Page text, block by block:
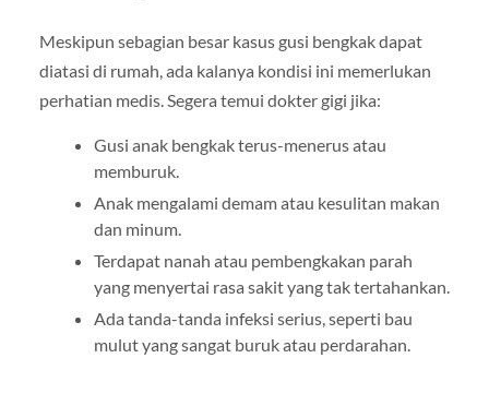
Meskipun sebagian besar kasus gusi bengkak dapat
diatasi di rumah, ada kalanya kondisi ini memerlukan
perhatian medis. Segera temui dokter gigi jika:
Gusi anak bengkak terus-menerus atau
memburuk.
Anak mengalami demam atau kesulitan makan
dan minum.
Terdapat nanah atau pembengkakan parah
yang menyertai rasa sakit yang tak tertahankan.
Ada tanda-tanda infeksi serius, seperti bau
mulut yang sangat buruk atau perdarahan.